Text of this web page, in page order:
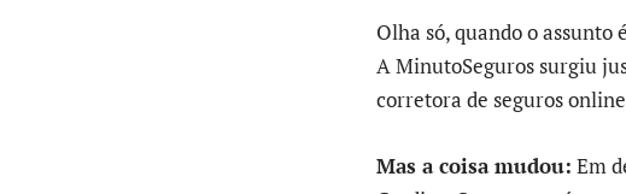
Olha só, quando o
A MinutoSeguros surgiu
corretora de seguros
Mas a coisa mudou: Em